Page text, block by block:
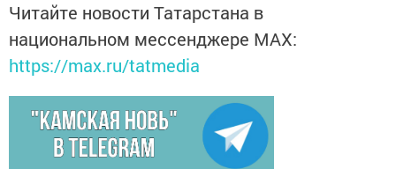
Читайте новости Татарстана в
национальном мессенджере MАХ:
https://max.ru/tatmedia